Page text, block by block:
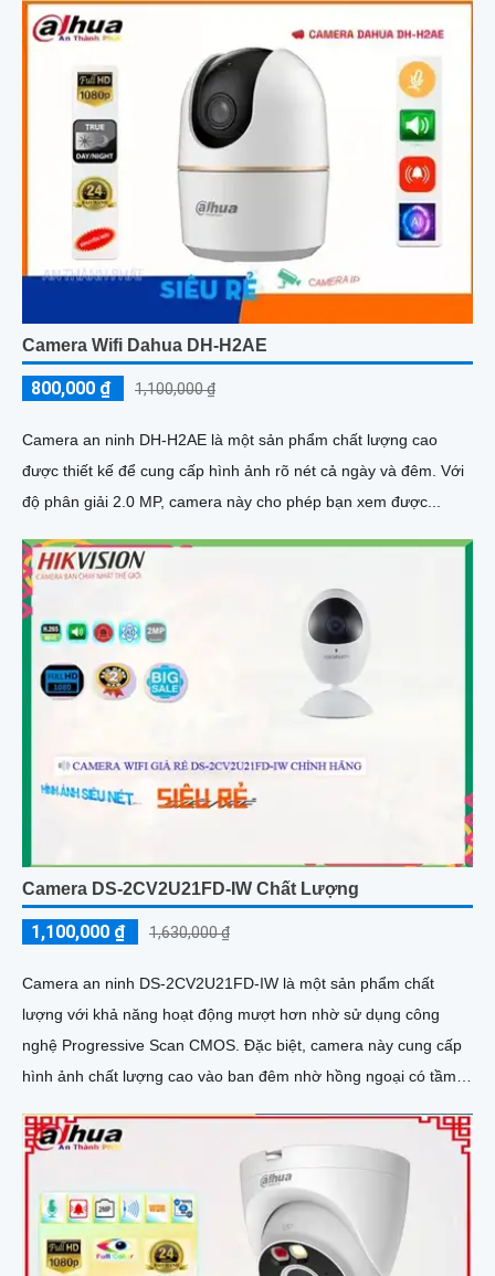
Camera Wifi Dahua DH-H2AE
800,000 ₫ 1,100,000 ₫
Camera an ninh DH-H2AE là một sản phẩm chất lượng cao
được thiết kế để cung cấp hình ảnh rõ nét cả ngày và đêm. Với
độ phân giải 2.0 MP, camera này cho phép bạn xem được...
Camera DS-2CV2U21FD-IW Chất Lượng
1,100,000 ₫ 1,630,000 ₫
Camera an ninh DS-2CV2U21FD-IW là một sản phẩm chất
lượng với khả năng hoạt động mượt hơn nhờ sử dụng công
nghệ Progressive Scan CMOS. Đặc biệt, camera này cung cấp
hình ảnh chất lượng cao vào ban đêm nhờ hồng ngoại có tầm